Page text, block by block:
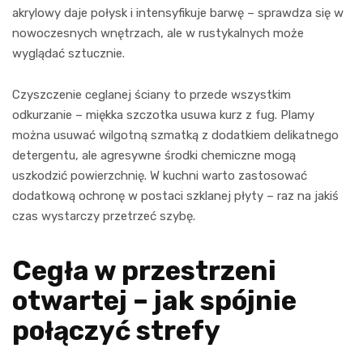
akrylowy daje połysk i intensyfikuje barwę – sprawdza się w
nowoczesnych wnętrzach, ale w rustykalnych może
wyglądać sztucznie.
Czyszczenie ceglanej ściany to przede wszystkim
odkurzanie – miękka szczotka usuwa kurz z fug. Plamy
można usuwać wilgotną szmatką z dodatkiem delikatnego
detergentu, ale agresywne środki chemiczne mogą
uszkodzić powierzchnię. W kuchni warto zastosować
dodatkową ochronę w postaci szklanej płyty – raz na jakiś
czas wystarczy przetrzeć szybę.
Cegła w przestrzeni
otwartej – jak spójnie
połączyć strefy